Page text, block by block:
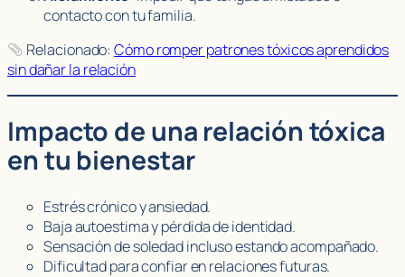
contacto con tu familia.
Relacionado: Cómo romper patrones tóxicos aprendidos
sin dañar la relación
Impacto de una relación tóxica
en tu bienestar
Estrés crónico y ansiedad.
Baja autoestima y pérdida de identidad.
Sensación de soledad incluso estando acompañado.
Dificultad para confiar en relaciones futuras.